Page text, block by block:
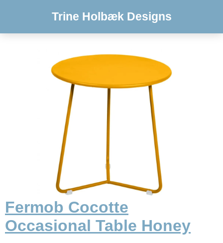
Trine Holbæk Designs
Fermob Cocotte
Occasional Table Honey